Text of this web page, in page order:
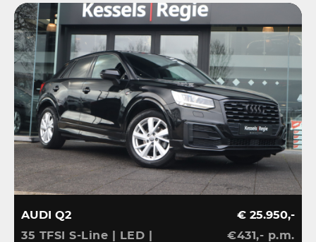
AUDI Q2
35 TFSI S-Line | LED |
€ 25.950,-
€431,- p.m.